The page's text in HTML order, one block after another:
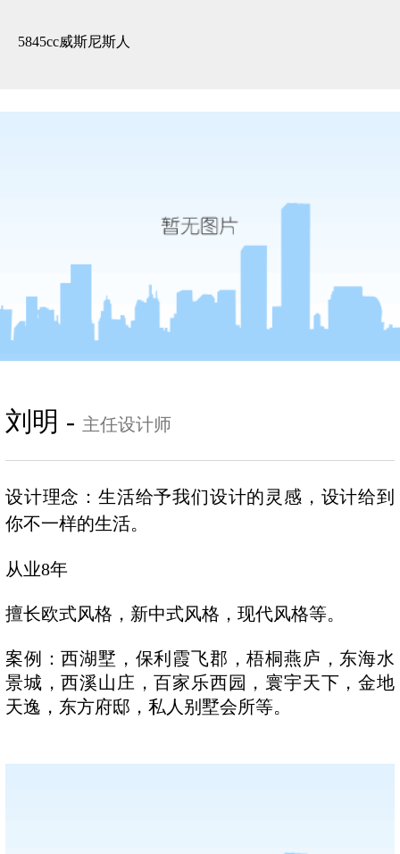
5845cc威斯尼斯人
刘明 - 主任设计师
设计理念：生活给予我们设计的灵感，设计给到
你不一样的生活。
从业8年
擅长欧式风格，新中式风格，现代风格等。
案例：西湖墅，保利霞飞郡，梧桐燕庐，东海水
景城，西溪山庄，百家乐西园，寰宇天下，金地
天逸，东方府邸，私人别墅会所等。